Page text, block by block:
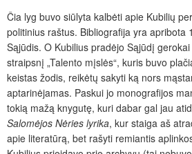
Čia lyg buvo siūlyta kalbėti apie Kubilių
politinius raštus. Bibliografija yra apribota
Sąjūdis. O Kubilius pradėjo Sąjūdį
straipsnį „Talento mįslės“, kuris buvo
keistas žodis, reikėtų sakyti ką nors
aptarinėjamas. Paskui jo monografijos
tokią mažą knygutę, kuri dabar gal jau
Salomėjos Nėries lyrika, kur staiga aš
apie literatūrą, bet rašyti remiantis